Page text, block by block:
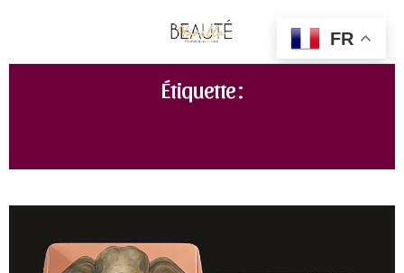
Étiquette :
FR